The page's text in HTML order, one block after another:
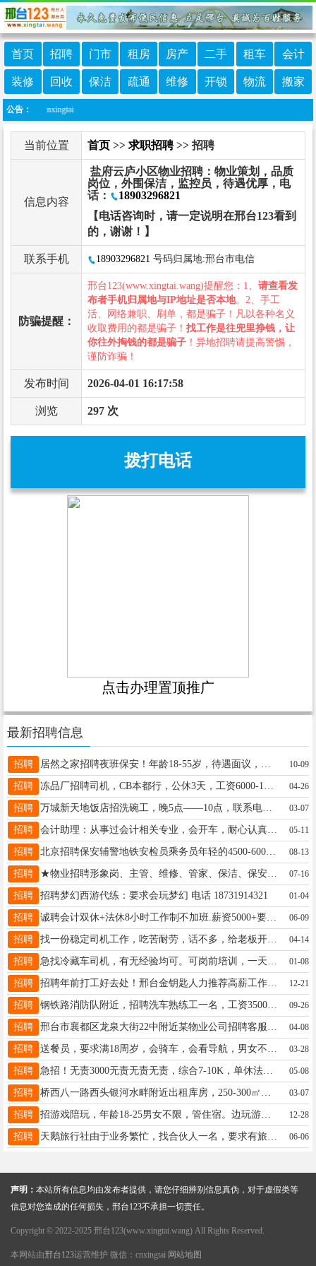
首页 招聘 门市 租房 房产 二手 租车 会计
装修 回收 保洁 疏通 维修 开锁 物流 搬家
公告：
微信：cnxingtai
当前位置 首页 >> 求职招聘>> 招聘
信息内容
盐府云庐小区物业招聘：物业策划，品质
岗位，外围保洁，监控员，待遇优厚，电
话：
18903296821
【电话咨询时，请一定说明在邢台123看到
的，谢谢！】
联系手机 18903296821 号码归属地:邢台市电信
防骗提醒：
邢台123(www.xingtai.wang)提醒您：1、 请查看发
布者手机归属地与IP地址是否本地。2、手工
活、网络兼职、刷单，都是骗子！凡以各种名义
收取费用的都是骗子！ 找工作是往兜里挣钱，让
你往外掏钱的都是骗子 ！异地招聘请提高警惕，
谨防诈骗！
发布时间 2026-04-01 16:17:58
浏览 297 次
拨打电话
点击办理置顶推广
最新招聘信息
招聘 10-09
招聘 04-26
招聘 万城新天地饭店招洗碗工，晚5点——10点，联系电话18231905353 03-07
招聘 会计助理：从事过会计相关专业，会开车，耐心认真，电话：15369975672 05-11
招聘 北京招聘保安辅警地铁安检员乘务员年轻的4500-6000岁数大的3800-4500管吃住工装被褥15175989529 08-13
招聘 ★物业招聘形象岗、主管、维修、管家、保洁、保安等，待遇好有社保，地址：建设大街与长安路交口，杨13315927597 07-16
招聘 招聘梦幻西游代练：要求会玩梦幻 电话 18731914321 01-04
招聘 诚聘会计双休+法休8小时工作制不加班.薪资5000+要求中级以上职称有相关工作经验有先电话19912059661同v 06-09
招聘 找一份稳定司机工作，吃苦耐劳，话不多，给老板开过5年小车，也从事过4.2冷藏车运输电话17692997822 04-14
招聘 01-08
招聘 招聘年前打工好去处！邢台金钥匙人力推荐高薪工作（16~60周均可安排）：1、年前短期工日结300！昆山仁宝电子16~45周长白班坐班为主。2、年前短期工保底8000+免费发车！昆山立臻电子18~45周坐班。3、周结300+免费发车+春节5~7千奖励。上海得物名鞋包仓18~38周坐班。4、357元/天！昆山龙腾光电16~35周年后须返厂。5、日结白班170夜班200！石家庄邮政小件仓18~55男工。6、日结209+奖励！天津力神电子18~38周。7、日结220~240，天津长城线束17~35周。8、400元/天，芜湖奇瑞18~40周男。更多工作欢迎加 看朋友圈：15530901546 聘 12-21
招聘 钢铁路消防队附近，招聘洗车熟练工一名，工资3500，中午管吃，两天公休15511980398。 09-26
招聘 04-08
招聘 03-28
招聘 急招！无责3000无责无责无责，综合7-10K，单休法休带薪年假，位置亿德隆商务B座，19933227308 05-08
招聘 03-07
招聘 招游戏陪玩，年龄18-25男女不限，管住宿。边玩游戏边赚钱， 电话17320816629 12-28
招聘 06-06
声明： 本站所有信息均由发布者提供，请您仔细辨别信息真伪，对于虚假类等
信息对您造成的任何损失，邢台123不承担一切责任。
Copyright © 2022-2025 邢台123(www.xingtai.wang) All Rights Reserved.
本网站由邢台123运营维护 微信：cnxingtai 网站地图